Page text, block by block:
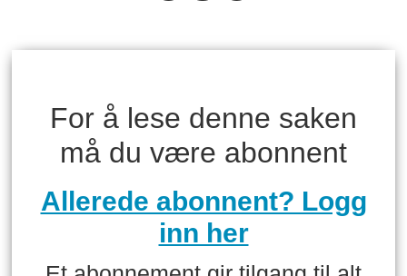
For å lese denne saken
må du være abonnent
Allerede abonnent? Logg
inn her